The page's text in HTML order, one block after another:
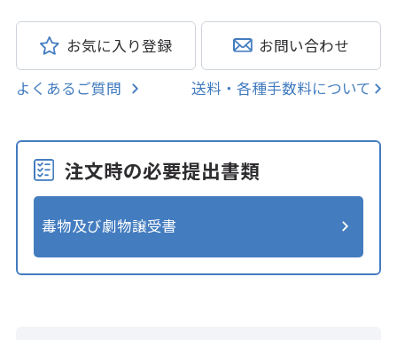
お気に入り登録 お問い合わせ
よくあるご質問 送料・各種手数料について
注文時の必要提出書類
毒物及び劇物譲受書